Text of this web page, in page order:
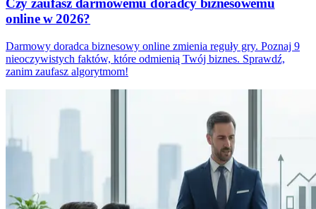
Czy zaufasz darmowemu doradcy biznesowemu
online w 2026?
Darmowy doradca biznesowy online zmienia reguły gry. Poznaj 9
nieoczywistych faktów, które odmienią Twój biznes. Sprawdź,
zanim zaufasz algorytmom!